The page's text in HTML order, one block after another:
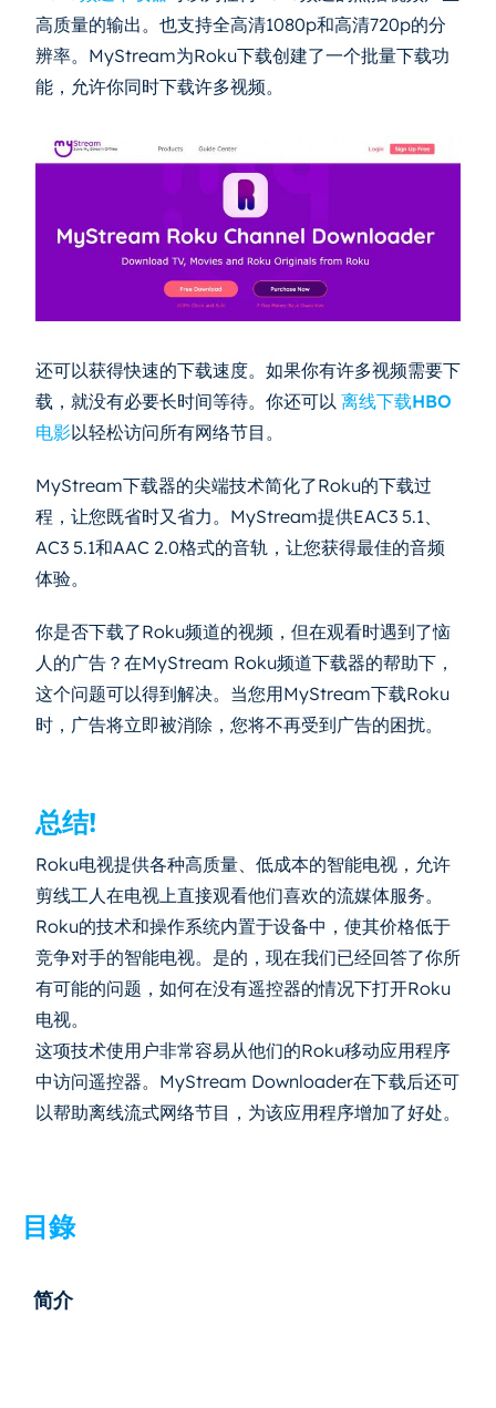
高质量的输出。也支持全高清1080p和高清720p的分
辨率。MyStream为Roku下载创建了一个批量下载功
能，允许你同时下载许多视频。
还可以获得快速的下载速度。如果你有许多视频需要下
载，就没有必要长时间等待。你还可以 离线下载HBO
电影以轻松访问所有网络节目。
MyStream下载器的尖端技术简化了Roku的下载过
程，让您既省时又省力。MyStream提供EAC3 5.1、
AC3 5.1和AAC 2.0格式的音轨，让您获得最佳的音频
体验。
你是否下载了Roku频道的视频，但在观看时遇到了恼
人的广告？在MyStream Roku频道下载器的帮助下，
这个问题可以得到解决。当您用MyStream下载Roku
时，广告将立即被消除，您将不再受到广告的困扰。
总结!
Roku电视提供各种高质量、低成本的智能电视，允许
剪线工人在电视上直接观看他们喜欢的流媒体服务。
Roku的技术和操作系统内置于设备中，使其价格低于
竞争对手的智能电视。是的，现在我们已经回答了你所
有可能的问题，如何在没有遥控器的情况下打开Roku
电视。
这项技术使用户非常容易从他们的Roku移动应用程序
中访问遥控器。MyStream Downloader在下载后还可
以帮助离线流式网络节目，为该应用程序增加了好处。
目錄
简介